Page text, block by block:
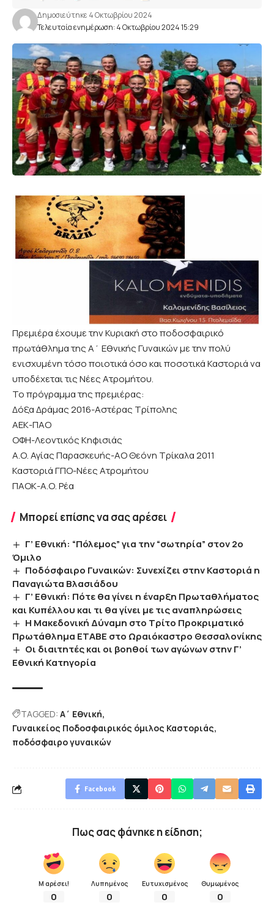
Τελευταία ενημέρωση: 4 Οκτωβρίου 2024 15:29
Δημοσιεύτηκε 4 Οκτωβρίου 2024
Πρεμιέρα έχουμε την Κυριακή στο ποδοσφαιρικό
πρωτάθλημα της Α΄ Εθνικής Γυναικών με την πολύ
ενισχυμένη τόσο ποιοτικά όσο και ποσοτικά Καστοριά να
υποδέχεται τις Νέες Ατρομήτου.
Το πρόγραμμα της πρεμιέρας:
Δόξα Δράμας 2016-Αστέρας Τρίπολης
ΑΕΚ-ΠΑΟ
ΟΦΗ-Λεοντικός Κηφισιάς
Α.Ο. Αγίας Παρασκευής-ΑΟ Θεόνη Τρίκαλα 2011
Καστοριά ΓΠΟ-Νέες Ατρομήτου
ΠΑΟΚ-Α.Ο. Ρέα
Μπορεί επίσης να σας αρέσει
Γ’ Εθνική: “Πόλεμος” για την “σωτηρία” στον 2ο
Όμιλο
Ποδόσφαιρο Γυναικών: Συνεχίζει στην Καστοριά η
Παναγιώτα Βλασιάδου
Γ’ Εθνική: Πότε θα γίνει η έναρξη Πρωταθλήματος
και Κυπέλλου και τι θα γίνει με τις αναπληρώσεις
Η Μακεδονική Δύναμη στο Τρίτο Προκριματικό
Πρωτάθλημα ΕΤΑΒΕ στο Ωραιόκαστρο Θεσσαλονίκης
Οι διαιτητές και οι βοηθοί των αγώνων στην Γ’
Εθνική Κατηγορία
TAGGED: Α΄ Εθνική
Γυναικείος Ποδοσφαιρικός όμιλος Καστοριάς
ποδόσφαιρο γυναικών
Facebook
Πως σας φάνηκε η είδηση;
Μ αρέσει!
0
Λυπημένος
0
Ευτυχισμένος
0
Θυμωμένος
0